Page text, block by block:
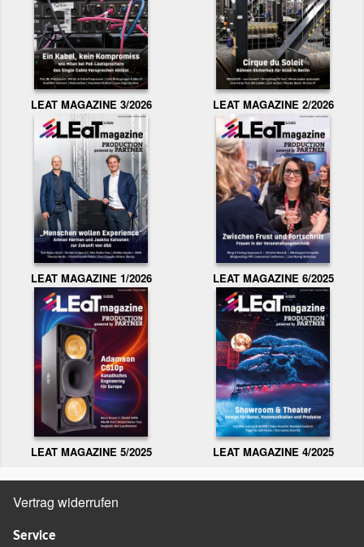
LEAT MAGAZINE 3/2026 LEAT MAGAZINE 2/2026
LEAT MAGAZINE 1/2026 LEAT MAGAZINE 6/2025
LEAT MAGAZINE 5/2025 LEAT MAGAZINE 4/2025
Vertrag widerrufen
Service